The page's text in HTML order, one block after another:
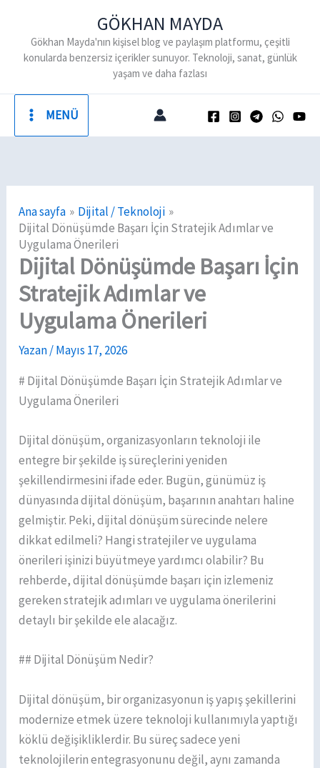
GÖKHAN MAYDA
Gökhan Mayda'nın kişisel blog ve paylaşım platformu, çeşitli
konularda benzersiz içerikler sunuyor. Teknoloji, sanat, günlük
yaşam ve daha fazlası
MENÜ
Ana sayfa
Dijital / Teknoloji
Dijital Dönüşümde Başarı İçin Stratejik Adımlar ve
Uygulama Önerileri
Dijital Dönüşümde Başarı İçin
Stratejik Adımlar ve
Uygulama Önerileri
Yazan/Mayıs 17, 2026
# Dijital Dönüşümde Başarı İçin Stratejik Adımlar ve
Uygulama Önerileri
Dijital dönüşüm, organizasyonların teknoloji ile
entegre bir şekilde iş süreçlerini yeniden
şekillendirmesini ifade eder. Bugün, günümüz iş
dünyasında dijital dönüşüm, başarının anahtarı haline
gelmiştir. Peki, dijital dönüşüm sürecinde nelere
dikkat edilmeli? Hangi stratejiler ve uygulama
önerileri işinizi büyütmeye yardımcı olabilir? Bu
rehberde, dijital dönüşümde başarı için izlemeniz
gereken stratejik adımları ve uygulama önerilerini
detaylı bir şekilde ele alacağız.
## Dijital Dönüşüm Nedir?
Dijital dönüşüm, bir organizasyonun iş yapış şekillerini
modernize etmek üzere teknoloji kullanımıyla yaptığı
köklü değişikliklerdir. Bu süreç sadece yeni
teknolojilerin entegrasyonunu değil, aynı zamanda